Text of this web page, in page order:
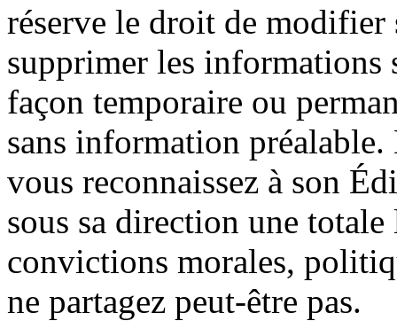
réserve le droit de modifier
supprimer les informations
façon temporaire ou
sans information préalable.
vous reconnaissez à son
sous sa direction une
convictions morales,
ne partagez peut-être pas.